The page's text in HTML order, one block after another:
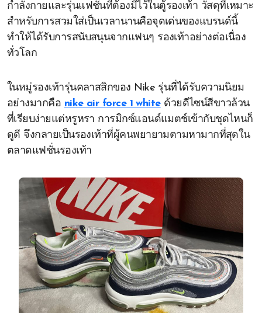
กำลังกายและรุ่นแฟชั่นที่ต้องมีไว้ในตู้รองเท้า วัสดุที่เหมาะ
สำหรับการสวมใส่เป็นเวลานานคือจุดเด่นของแบรนด์นี้
ทำให้ได้รับการสนับสนุนจากแฟนๆ รองเท้าอย่างต่อเนื่อง
ทั่วโลก
ในหมู่รองเท้ารุ่นคลาสสิกของ Nike รุ่นที่ได้รับความนิยม
อย่างมากคือ nike air force 1 whiteด้วยดีไซน์สีขาวล้วน
ที่เรียบง่ายแต่หรูหรา การมิกซ์แอนด์แมตช์เข้ากับชุดไหนก็
ดูดี จึงกลายเป็นรองเท้าที่ผู้คนพยายามตามหามากที่สุดใน
ตลาดแฟชั่นรองเท้า